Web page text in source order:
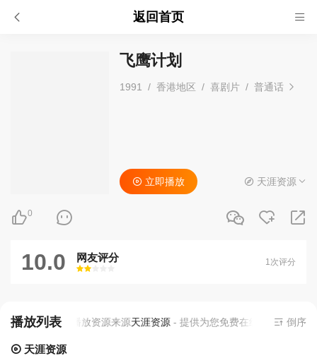
返回首页
飞鹰计划
1991 / 香港地区 / 喜剧片 / 普通话
0
立即播放 天涯资源
10.0 网友评分
很差
较差还行推荐力荐
1次评分
播放列表
当前视频播放资源来源天涯资源- 提供为您免费在线观看播放飞
倒序
天涯资源